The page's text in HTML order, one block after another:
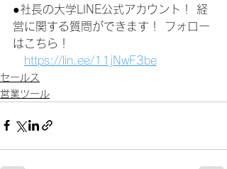
●社長の大学LINE公式アカウント！ 経
営に関する質問ができます！ フォロー
はこちら！
https://lin.ee/11jNwF3be
セールス
営業ツール